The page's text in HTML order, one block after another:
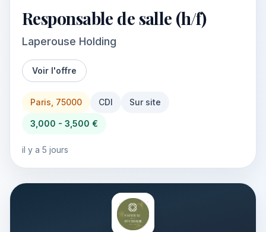
Responsable de salle (h/f)
Laperouse Holding
Voir l'offre
Paris, 75000 CDI Sur site
3,000 - 3,500 €
il y a 5 jours